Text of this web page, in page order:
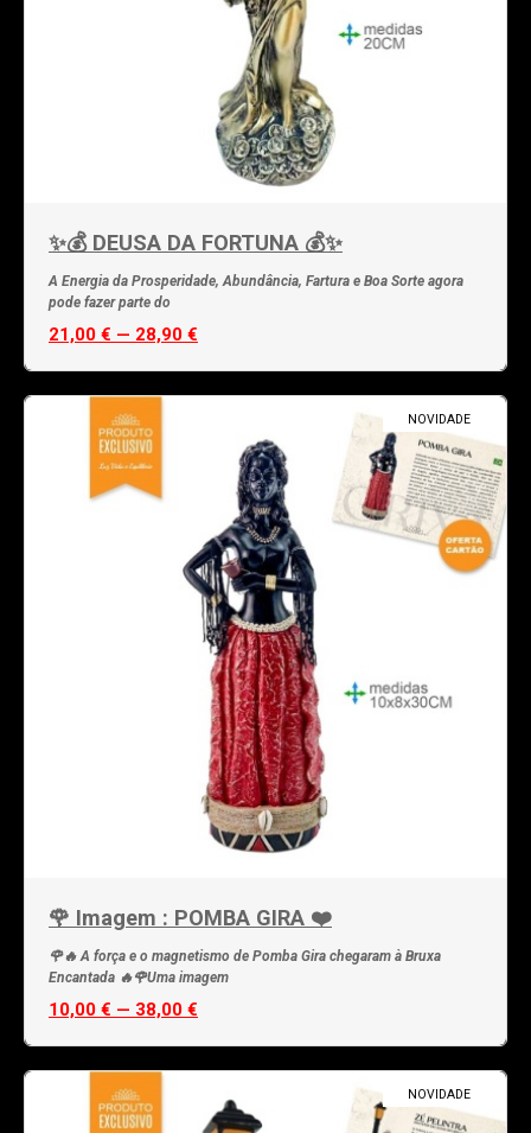
✨💰 DEUSA DA FORTUNA 💰✨
A Energia da Prosperidade, Abundância, Fartura e Boa Sorte agora
pode fazer parte do
21,00 € — 28,90 €
NOVIDADE
🌹 Imagem : POMBA GIRA ❤️
🌹🔥 A força e o magnetismo de Pomba Gira chegaram à Bruxa
Encantada 🔥🌹Uma imagem
10,00 € — 38,00 €
NOVIDADE